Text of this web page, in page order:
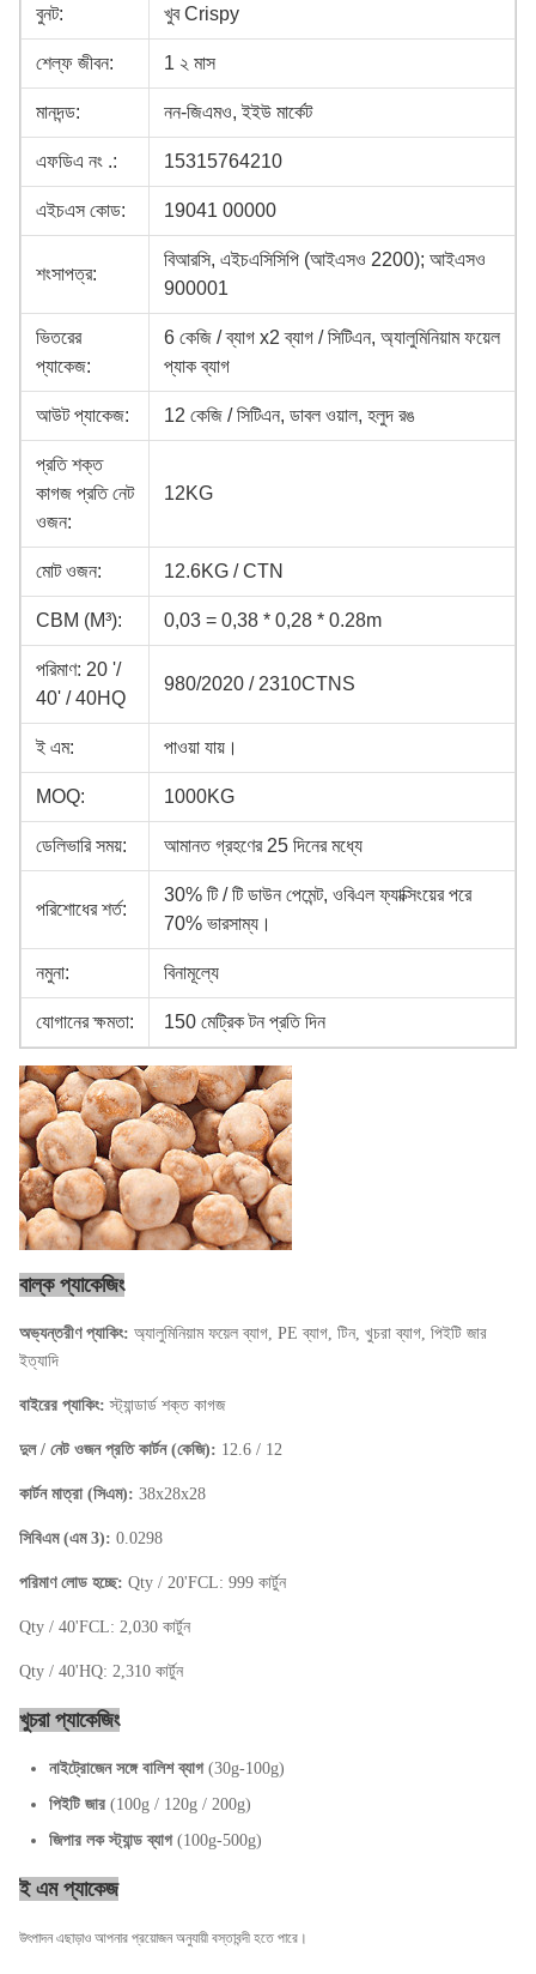
বুনট: খুব Crispy
শেল্ফ জীবন: 1 ২ মাস
মানদন্ড: নন-জিএমও, ইইউ মার্কেট
এফডিএ নং .: 15315764210
এইচএস কোড: 19041 00000
শংসাপত্র:
বিআরসি, এইচএসিসিপি (আইএসও 2200); আইএসও
900001
ভিতরের
প্যাকেজ:
6 কেজি / ব্যাগ x2 ব্যাগ / সিটিএন, অ্যালুমিনিয়াম ফয়েল
প্যাক ব্যাগ
আউট প্যাকেজ: 12 কেজি / সিটিএন, ডাবল ওয়াল, হলুদ রঙ
প্রতি শক্ত
কাগজ প্রতি নেট
ওজন:
12KG
মোট ওজন: 12.6KG / CTN
CBM (M³): 0,03 = 0,38 * 0,28 * 0.28m
পরিমাণ: 20 '/
40' / 40HQ
980/2020 / 2310CTNS
ই এম: পাওয়া যায়।
MOQ: 1000KG
ডেলিভারি সময়: আমানত গ্রহণের 25 দিনের মধ্যে
পরিশোধের শর্ত:
30% টি / টি ডাউন পেমেন্ট, ওবিএল ফ্যাক্সিংয়ের পরে
70% ভারসাম্য।
নমুনা: বিনামূল্যে
যোগানের ক্ষমতা: 150 মেট্রিক টন প্রতি দিন
বাল্ক প্যাকেজিং
অভ্যন্তরীণ প্যাকিং: অ্যালুমিনিয়াম ফয়েল ব্যাগ, PE ব্যাগ, টিন, খুচরা ব্যাগ, পিইটি জার
ইত্যাদি
বাইরের প্যাকিং: স্ট্যান্ডার্ড শক্ত কাগজ
দুল / নেট ওজন প্রতি কার্টন (কেজি): 12.6 / 12
কার্টন মাত্রা (সিএম): 38x28x28
সিবিএম (এম 3): 0.0298
পরিমাণ লোড হচ্ছে: Qty / 20'FCL: 999 কার্টুন
Qty / 40'FCL: 2,030 কার্টুন
Qty / 40'HQ: 2,310 কার্টুন
খুচরা প্যাকেজিং
নাইট্রোজেন সঙ্গে বালিশ ব্যাগ(30g-100g)
পিইটি জার (100g / 120g / 200g)
জিপার লক স্ট্যান্ড ব্যাগ(100g-500g)
ই এম প্যাকেজ
উৎপাদন এছাড়াও আপনার প্রয়োজন অনুযায়ী বস্তাবন্দী হতে পারে।